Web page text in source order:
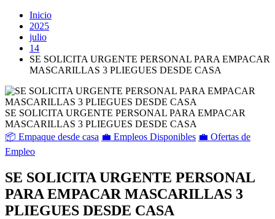
Inicio
2025
julio
14
SE SOLICITA URGENTE PERSONAL PARA EMPACAR
MASCARILLAS 3 PLIEGUES DESDE CASA
SE SOLICITA URGENTE PERSONAL PARA EMPACAR
MASCARILLAS 3 PLIEGUES DESDE CASA
Publicado
en
📦 Empaque desde casa 💼 Empleos Disponibles 💼 Ofertas de
Empleo
SE SOLICITA URGENTE PERSONAL
PARA EMPACAR MASCARILLAS 3
PLIEGUES DESDE CASA